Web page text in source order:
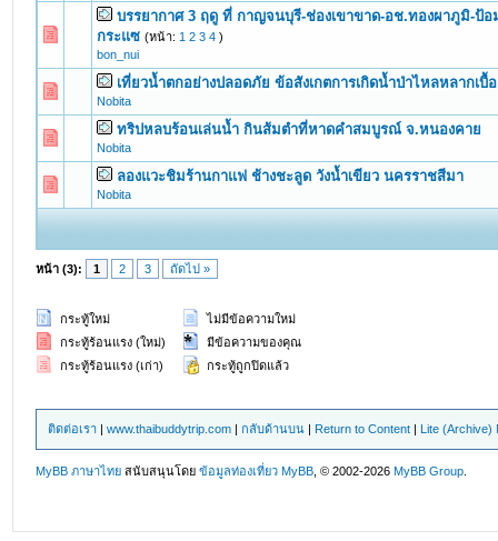
บรรยากาศ 3 ฤดู ที่ กาญจนบุรี-ช่องเขาขาด-อช.ทองผาภูมิ-ป้อ
กระแซ (หน้า: 1 2 3 4 )
bon_nui
0 Vote(s) - 0 out of 5 in Average
1 2
เที่ยวน้ำตกอย่างปลอดภัย ข้อสังเกตการเกิดน้ำป่าไหลหลากเบื้
Nobita
0 Vote(s) - 0 out of 5 in Average
12345
ทริปหลบร้อนเล่นน้ำ กินส้มตำที่หาดคำสมบูรณ์ จ.หนองคาย
Nobita
0 Vote(s) - 0 out of 5 in Average
123 4 5
ลองแวะชิมร้านกาแฟ ช้างชะลูด วังน้ำเขียว นครราชสีมา
Nobita
0 Vote(s) - 0 out of 5 in Average
12 345
หน้า (3): 1 2 3 ถัดไป »
กระทู้ใหม่
กระทู้ร้อนแรง (ใหม่)
กระทู้ร้อนแรง (เก่า)
ไม่มีข้อความใหม่
มีข้อความของคุณ
กระทู้ถูกปิดแล้ว
ติดต่อเรา |www.thaibuddytrip.com |กลับด้านบน | Return to Content | Lite (Archive)
MyBB ภาษาไทย สนับสนุนโดยข้อมูลท่องเที่ยว MyBB , © 2002-2026MyBB Group